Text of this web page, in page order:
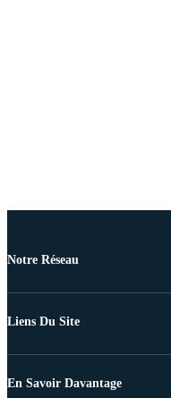
Notre Réseau
Liens Du Site
En Savoir Davantage